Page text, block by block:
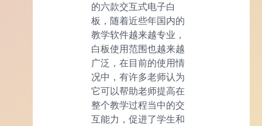
的六款交互式电子白
板，随着近些年国内的
教学软件越来越专业，
白板使用范围也越来越
广泛，在目前的使用情
况中，有许多老师认为
它可以帮助老师提高在
整个教学过程当中的交
互能力，促进了学生和